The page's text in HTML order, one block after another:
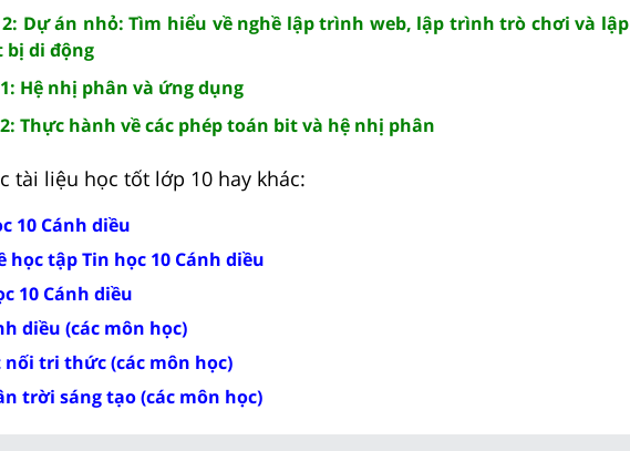
2: Dự án nhỏ: Tìm hiểu về nghề lập trình web, lập trình trò chơi và lập
di động
Hệ nhị phân và ứng dụng
Thực hành về các phép toán bit và hệ nhị phân
tài liệu học tốt lớp 10 hay khác:
10 Cánh diều
học tập Tin học 10 Cánh diều
10 Cánh diều
diều (các môn học)
nối tri thức (các môn học)
trời sáng tạo (các môn học)